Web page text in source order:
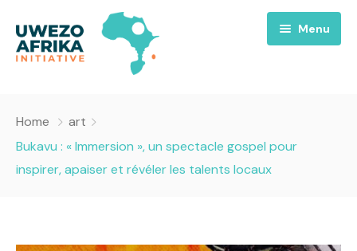
Menu
Nous
A propos
Projets
Home
art
Bukavu : « Immersion », un spectacle gospel pour
inspirer, apaiser et révéler les talents locaux